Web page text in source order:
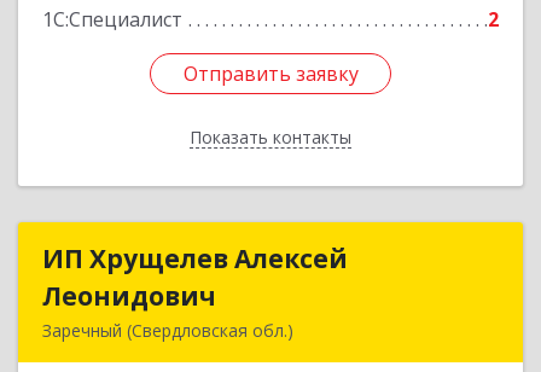
1С:Специалист
2
Отправить заявку
Показать контакты
Отправить заявку
Назад
ИП Хрущелев Алексей
Леонидович
Заречный (Свердловская обл.)
ИП Хрущелев Алексей